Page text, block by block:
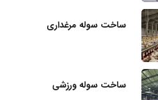
ساخت سوله مرغداری
ساخت سوله ورزشی